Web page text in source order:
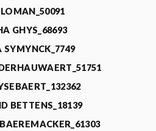
GHYS_68693
SYMYNCK_7749
BETTENS_18139